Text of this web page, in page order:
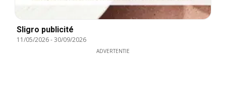
Sligro publicité
11/05/2026-30/09/2026
ADVERTENTIE